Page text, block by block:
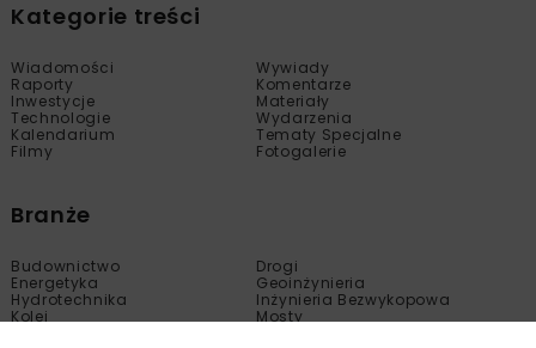
Kategorie treści
Wiadomości
Wywiady
Raporty
Komentarze
Inwestycje
Materiały
Technologie
Wydarzenia
Kalendarium
Tematy Specjalne
Filmy
Fotogalerie
Branże
Budownictwo
Drogi
Energetyka
Geoinżynieria
Hydrotechnika
Inżynieria Bezwykopowa
Kolej
Mosty